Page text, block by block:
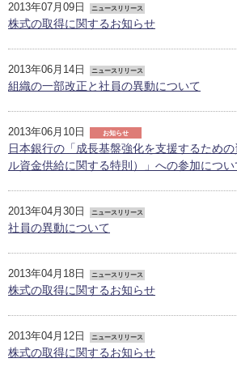
2013年07月09日 ニュースリリース
株式の取得に関するお知らせ
2013年06月14日 ニュースリリース
組織の一部改正と社員の異動について
2013年06月10日 お知らせ
日本銀行の「成長基盤強化を支援するため
ル資金供給に関する特則）」への参加につい
2013年04月30日 ニュースリリース
社員の異動について
2013年04月18日 ニュースリリース
株式の取得に関するお知らせ
2013年04月12日 ニュースリリース
株式の取得に関するお知らせ